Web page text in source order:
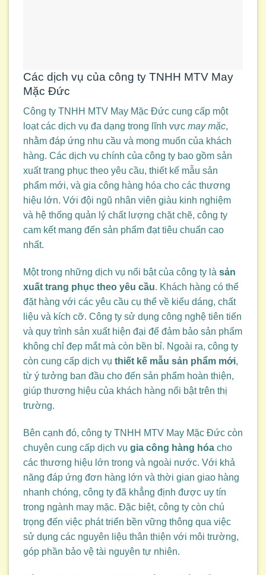
Các dịch vụ của công ty TNHH MTV May
Mặc Đức
Công ty TNHH MTV May Mặc Đức cung cấp một
loạt các dịch vụ đa dạng trong lĩnh vực may mặc,
nhằm đáp ứng nhu cầu và mong muốn của khách
hàng. Các dịch vụ chính của công ty bao gồm sản
xuất trang phục theo yêu cầu, thiết kế mẫu sản
phẩm mới, và gia công hàng hóa cho các thương
hiệu lớn. Với đội ngũ nhân viên giàu kinh nghiệm
và hệ thống quản lý chất lượng chặt chẽ, công ty
cam kết mang đến sản phẩm đạt tiêu chuẩn cao
nhất.
Một trong những dịch vụ nổi bật của công ty là sản
xuất trang phục theo yêu cầu. Khách hàng có thể
đặt hàng với các yêu cầu cụ thể về kiểu dáng, chất
liệu và kích cỡ. Công ty sử dụng công nghệ tiên tiến
và quy trình sản xuất hiện đại để đảm bảo sản phẩm
không chỉ đẹp mắt mà còn bền bỉ. Ngoài ra, công ty
còn cung cấp dịch vụ thiết kế mẫu sản phẩm mới,
từ ý tưởng ban đầu cho đến sản phẩm hoàn thiện,
giúp thương hiệu của khách hàng nổi bật trên thị
trường.
Bên cạnh đó, công ty TNHH MTV May Mặc Đức còn
chuyên cung cấp dịch vụ gia công hàng hóa cho
các thương hiệu lớn trong và ngoài nước. Với khả
năng đáp ứng đơn hàng lớn và thời gian giao hàng
nhanh chóng, công ty đã khẳng định được uy tín
trong ngành may mặc. Đặc biệt, công ty còn chú
trọng đến việc phát triển bền vững thông qua việc
sử dụng các nguyên liệu thân thiện với môi trường,
góp phần bảo vệ tài nguyên tự nhiên.